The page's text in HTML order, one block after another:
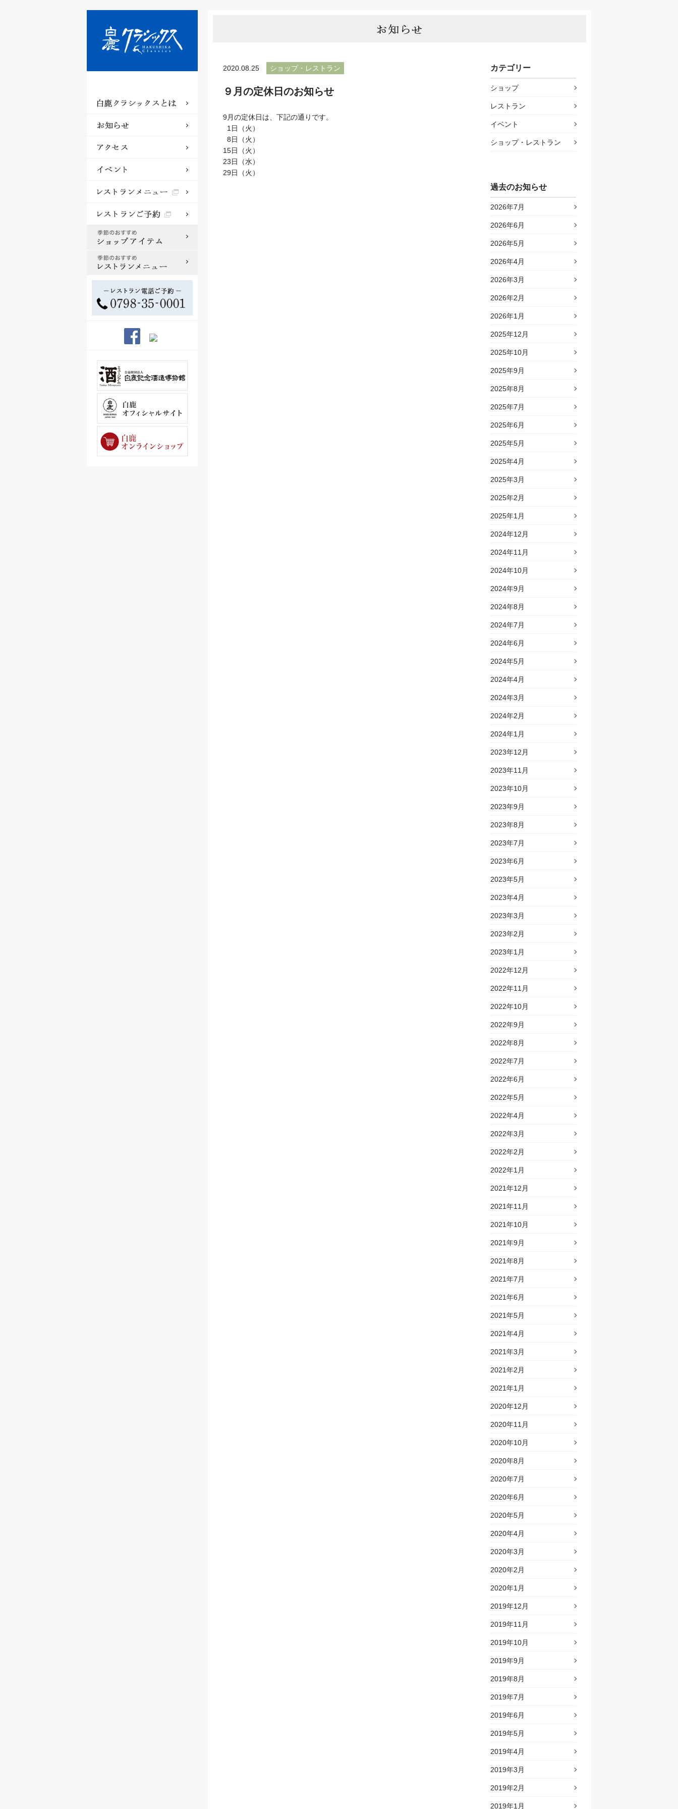
2020.08.25 ショップ・レストラン
９月の定休日のお知らせ
9月の定休日は、下記の通りです。
1日（火）
8日（火）
15日（火）
23日（水）
29日（火）
カテゴリー
ショップ
レストラン
イベント
ショップ・レストラン
過去のお知らせ
2026年7月
2026年6月
2026年5月
2026年4月
2026年3月
2026年2月
2026年1月
2025年12月
2025年10月
2025年9月
2025年8月
2025年7月
2025年6月
2025年5月
2025年4月
2025年3月
2025年2月
2025年1月
2024年12月
2024年11月
2024年10月
2024年9月
2024年8月
2024年7月
2024年6月
2024年5月
2024年4月
2024年3月
2024年2月
2024年1月
2023年12月
2023年11月
2023年10月
2023年9月
2023年8月
2023年7月
2023年6月
2023年5月
2023年4月
2023年3月
2023年2月
2023年1月
2022年12月
2022年11月
2022年10月
2022年9月
2022年8月
2022年7月
2022年6月
2022年5月
2022年4月
2022年3月
2022年2月
2022年1月
2021年12月
2021年11月
2021年10月
2021年9月
2021年8月
2021年7月
2021年6月
2021年5月
2021年4月
2021年3月
2021年2月
2021年1月
2020年12月
2020年11月
2020年10月
2020年8月
2020年7月
2020年6月
2020年5月
2020年4月
2020年3月
2020年2月
2020年1月
2019年12月
2019年11月
2019年10月
2019年9月
2019年8月
2019年7月
2019年6月
2019年5月
2019年4月
2019年3月
2019年2月
2019年1月